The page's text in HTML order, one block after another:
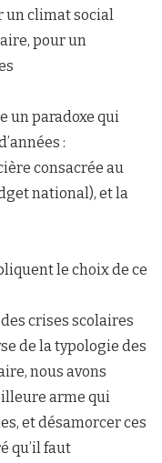
un climat social
pour un
un paradoxe qui
:
consacrée au
national), et la
le choix de ce
crises scolaires
de la typologie des
nous avons
arme qui
et désamorcer ces
qu’il faut